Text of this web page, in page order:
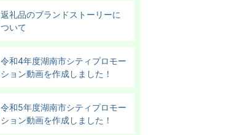
返礼品のブランドストーリーに
ついて
令和4年度湖南市シティプロモー
ション動画を作成しました！
令和5年度湖南市シティプロモー
ション動画を作成しました！